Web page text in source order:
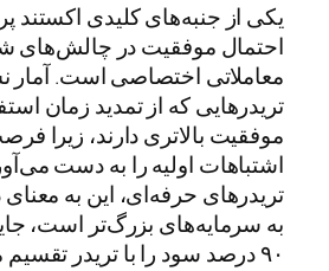
یکی از جنبه‌های کلیدی اکستند
احتمال موفقیت در چالش‌های
معاملاتی اختصاصی است. آمار
تریدرهایی که از تمدید زمان
موفقیت بالاتری دارند، زیرا
اشتباهات اولیه را به دست
تریدرهای حرفه‌ای، این به
به سرمایه‌های بزرگ‌تر است،
۹۰ درصد سود را با تریدر تقسیم می‌کند.